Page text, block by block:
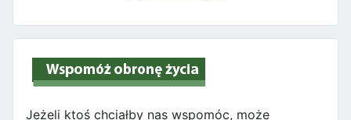
Jeżeli ktoś chciałby nas wspomóc, może